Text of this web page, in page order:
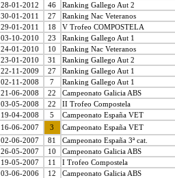
28-01-2012
46 Ranking Gallego Aut 2
30-01-2011
27 Ranking Nac Veteranos
29-01-2011
18 V Trofeo COMPOSTELA
03-10-2010
23 Ranking Gallego Aut 1
24-01-2010
10 Ranking Nac Veteranos
23-01-2010
31 Ranking Gallego Aut 2
22-11-2009
27 Ranking Gallego Aut 1
02-11-2008
7 Ranking Gallego Aut 1
21-06-2008
22 Campeonato Galicia ABS
03-05-2008
22 II Trofeo Compostela
19-04-2008
5 Campeonato España VET
16-06-2007
3 Campeonato España VET
02-06-2007
81 Campeonato España 3ª cat.
26-05-2007
10 Campeonato Galicia ABS
19-05-2007
11 I Trofeo Compostela
03-06-2006
12 Campeonato Galicia ABS